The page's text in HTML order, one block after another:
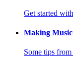
Get started
Making Music
Some tips